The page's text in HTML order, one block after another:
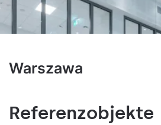
Warszawa
Referenzobjekte